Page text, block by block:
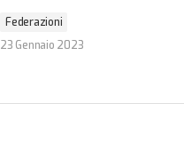
Federazioni
23 Gennaio 2023